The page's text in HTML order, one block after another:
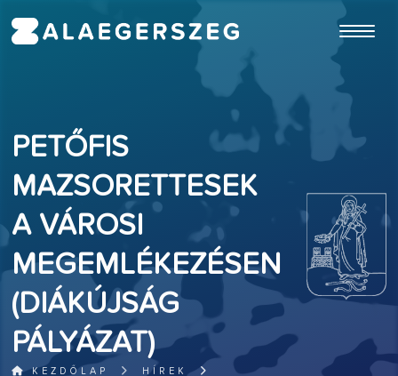
ugrás a fő tartalomhoz
PETŐFIS
MAZSORETTESEK
A VÁROSI
MEGEMLÉKEZÉSEN
(DIÁKÚJSÁG
PÁLYÁZAT)
KEZDŐLAP
HÍREK